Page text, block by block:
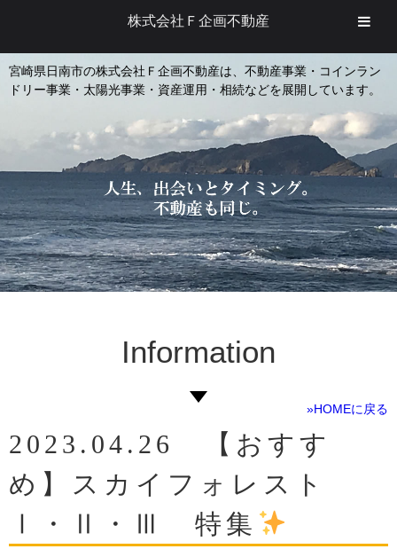
宮崎県日南市の株式会社Ｆ企画不動産は、不動産事業・コインラン
ドリー事業・太陽光事業・資産運用・相続などを展開しています。
Information
»HOMEに戻る
2023.04.26 【おすす
め】スカイフォレスト
Ⅰ・Ⅱ・Ⅲ 特集
株式会社Ｆ企画不動産